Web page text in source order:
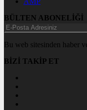
BÜLTEN ABONELİĞİ
Bu web sitesinden haber
BİZİ TAKİP ET